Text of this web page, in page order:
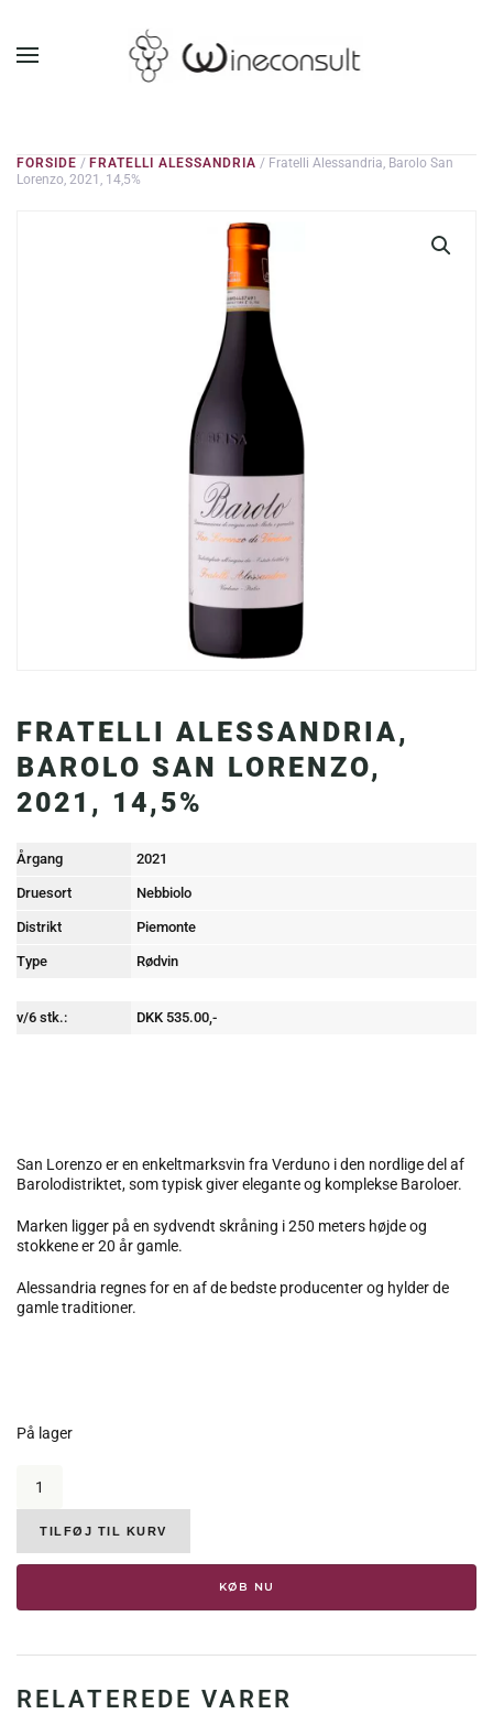
GÅ TIL HOVEDINDHOLD
FORSIDE / FRATELLI ALESSANDRIA / Fratelli Alessandria, Barolo San
Lorenzo, 2021, 14,5%
FRATELLI ALESSANDRIA,
BAROLO SAN LORENZO,
2021, 14,5%
Årgang 2021
Druesort Nebbiolo
Distrikt Piemonte
Type Rødvin
v/6 stk.: DKK 535.00,-
San Lorenzo er en enkeltmarksvin fra Verduno i den nordlige del af
Barolodistriktet, som typisk giver elegante og komplekse Baroloer.
Marken ligger på en sydvendt skråning i 250 meters højde og
stokkene er 20 år gamle.
Alessandria regnes for en af de bedste producenter og hylder de
gamle traditioner.
På lager
Alessandria,
Barolo
San
Lorenzo,
2021,
antal
TILFØJ TIL KURV
KØB NU
RELATEREDE VARER